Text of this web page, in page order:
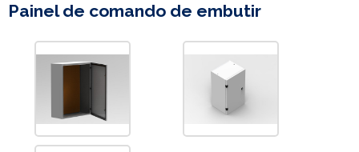
Painel de comando de embutir